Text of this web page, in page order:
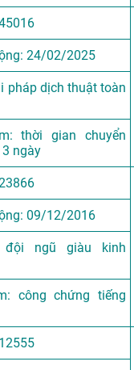
24/02/2025
pháp dịch thuật toàn
thời gian chuyển
ngày
09/12/2016
ngũ giàu kinh
công chứng tiếng